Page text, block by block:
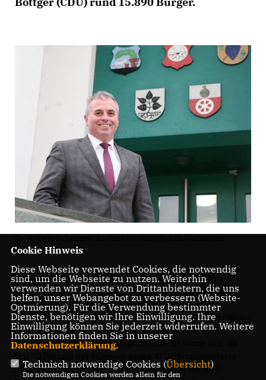
Großer Jubel bei der CDU, Zufriedenheit beim SPD-
Kandidaten über die gut 30 Prozent der Stimmen, die er
erringen konnte: Die Wahl in der VG Bodenheim ist
entschieden. Der Christdemokrat Dr. Robert Scheurer bleibt
auch in den nächsten acht Jahren hauptamtlicher
Bürgermeister der Verbandsgemeinde. Er setzte sich mit
Jens Mutzke durch. Die Wahlbeteiligung lag bei 45,7
Cookie Hinweis
Diese Webseite verwendet Cookies, die notwendig
sind, um die Webseite zu nutzen. Weiterhin
verwenden wir Dienste von Drittanbietern, die uns
helfen, unser Webangebot zu verbessern (Website-
Optmierung). Für die Verwendung bestimmter
Dienste, benötigen wir Ihre Einwilligung. Ihre
Einwilligung können Sie jederzeit widerrufen. Weitere
Informationen finden Sie in unserer
Datenschutzerklärung.
Technisch notwendige Cookies (Übersicht)
Die notwendigen Cookies werden allein für den